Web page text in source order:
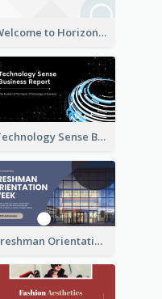
Welcome to Horizon Technologies- Innovating for a Better Future
Technology Sense Business Report
Freshman Orientation Week Presentation